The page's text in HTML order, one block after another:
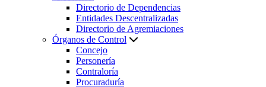
Directorio de Dependencias
Entidades Descentralizadas
Directorio de Agremiaciones
Órganos de Control
Concejo
Personería
Contraloría
Procuraduría